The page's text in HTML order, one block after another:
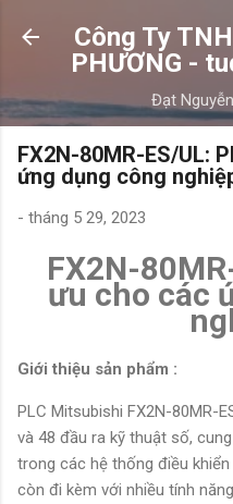
Chuyển
Công Ty
PHƯƠNG -
Đạt
FX2N-80MR-ES/UL:
ứng dụng công
- tháng 5 29, 2023
FX2N-
ưu cho các
Giới thiệu sản phẩm :
PLC Mitsubishi FX2N-80MR-
và 48 đầu ra kỹ thuật số,
trong các hệ thống điều
còn đi kèm với nhiều tính